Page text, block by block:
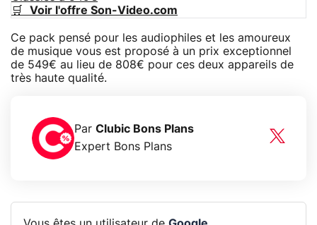
🛒 Voir l'offre Son-Video.com
Ce pack pensé pour les audiophiles et les amoureux
de musique vous est proposé à un prix exceptionnel
de 549€ au lieu de 808€ pour ces deux appareils de
très haute qualité.
Par Clubic Bons Plans
Expert Bons Plans